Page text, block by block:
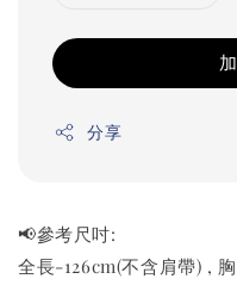
分享
📢參考尺吋:
全長-126cm(不含肩帶) ,